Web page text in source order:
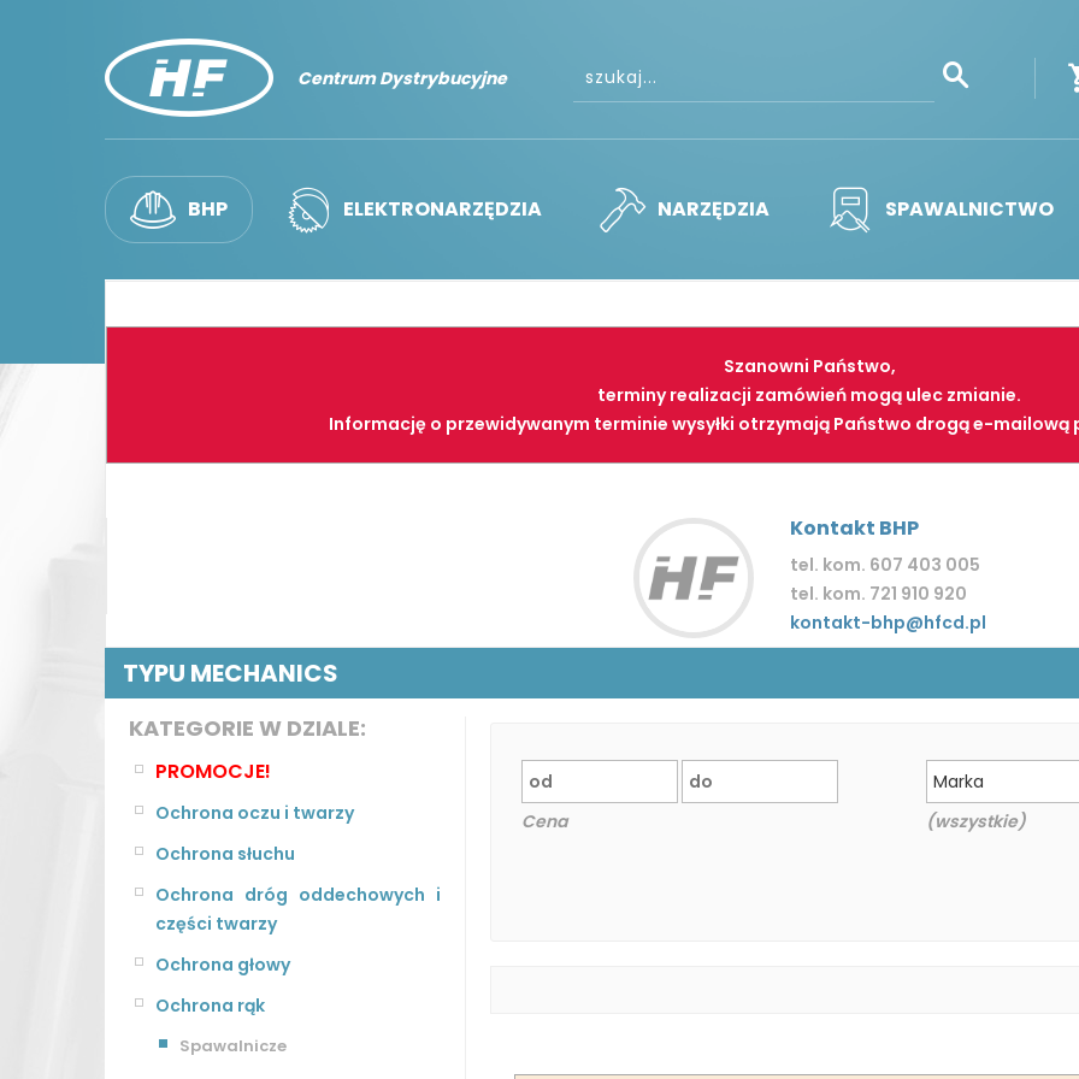
Centrum Dystrybucyjne
BHP ELEKTRONARZĘDZIA NARZĘDZIA SPAWALNICTWO
Szanowni Państwo,
terminy realizacji zamówień mogą ulec zmianie.
Informację o przewidywanym terminie wysyłki otrzymają Państwo drogą e-mailową
Kontakt BHP
tel. kom. 607 403 005
tel. kom. 721 910 920
kontakt-bhp@hfcd.pl
TYPU MECHANICS
KATEGORIE W DZIALE:
PROMOCJE!
Ochrona oczu i twarzy
Ochrona słuchu
Ochrona dróg oddechowych i
części twarzy
Ochrona głowy
Ochrona rąk
Spawalnicze
Cena
Marka
(wszystkie)